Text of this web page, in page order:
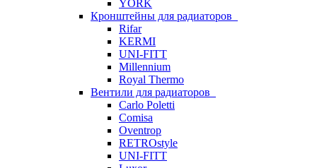
YORK
Кронштейны для радиаторов
Rifar
KERMI
UNI-FITT
Millennium
Royal Thermo
Вентили для радиаторов
Carlo Poletti
Comisa
Oventrop
RETROstyle
UNI-FITT